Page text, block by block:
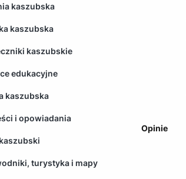
kaszubska
kaszubska
kaszubskie
edukacyjne
kaszubska
i opowiadania
turystyka i mapy
Opinie